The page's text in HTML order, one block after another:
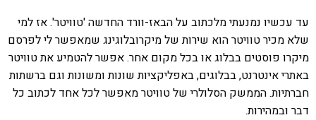
עד עכשיו נמנעתי מלכתוב על הבאז-וורד החדשה 'טוויטר'. אז למי
שלא מכיר טוויטר הוא שירות של מיקרובלוגינג שמאפשר לי לפרסם
מיקרו פוסטים בבלוג או בכל מקום אחר. אפשר להטמיע את טוויטר
באתרי אינטרנט, בבלוגים, באפליקציות שונות ומשונות וגם ברשתות
חברתיות. הממשק הסלולרי של טוויטר מאפשר לכל אחד לכתוב כל
דבר ובמהירות.